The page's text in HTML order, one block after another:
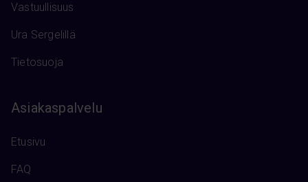
Vastuullisuus
Ura Sergelillä
Tietosuoja
Asiakaspalvelu
Etusivu
FAQ